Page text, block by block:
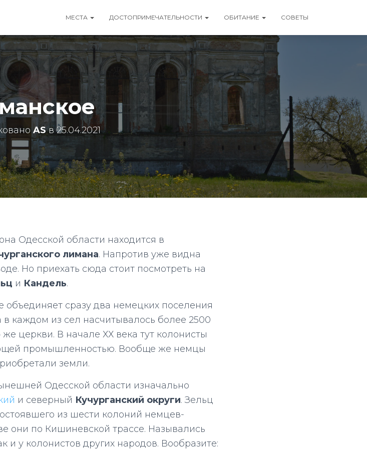
МЕСТА ДОСТОПРИМЕЧАТЕЛЬНОСТИ ОБИТАНИЕ СОВЕТЫ
ASв25.04.2021
Одесской области находится в
лимана. Напротив уже видна
Но приехать сюда стоит посмотреть на
и Кандель.
сразу два немецких поселения
в каждом из сел насчитывалось более 2500
церкви. В начале ХХ века тут колонисты
промышленностью. Вообще же немцы
земли.
Одесской области изначально
и северный Кучурганский округи. Зельц
из шести колоний немцев-
они по Кишиневской трассе. Назывались
и у колонистов других народов. Вообразите: